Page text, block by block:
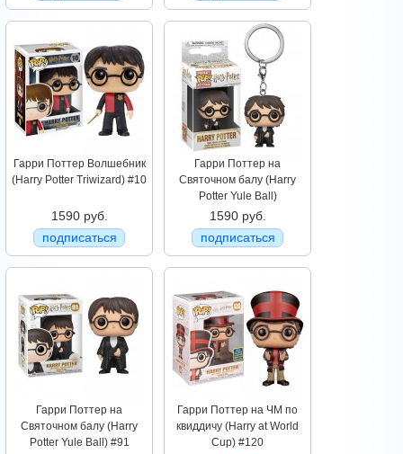
Гарри Поттер Волшебник
(Harry Potter Triwizard) #10
1590 руб.
подписаться
Гарри Поттер на
Святочном балу (Harry
Potter Yule Ball)
1590 руб.
подписаться
Гарри Поттер на
Святочном балу (Harry
Potter Yule Ball) #91
Гарри Поттер на ЧМ по
квиддичу (Harry at World
Cup) #120